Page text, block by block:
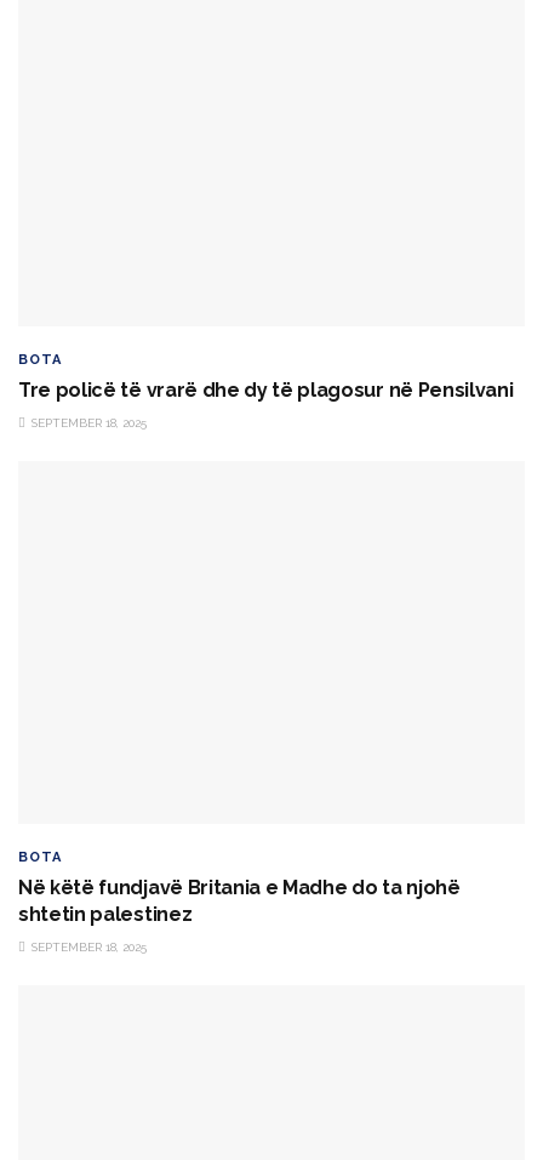
BOTA
Tre policë të vrarë dhe dy të plagosur në Pensilvani
SEPTEMBER 18, 2025
BOTA
Në këtë fundjavë Britania e Madhe do ta njohë
shtetin palestinez
SEPTEMBER 18, 2025